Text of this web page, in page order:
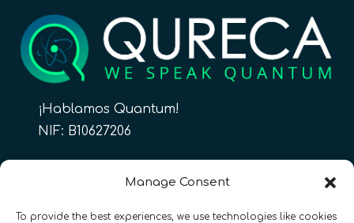
Manage Consent
To provide the best experiences, we use technologies like cookies
¡Hablamos Quantum!
NIF: B10627206